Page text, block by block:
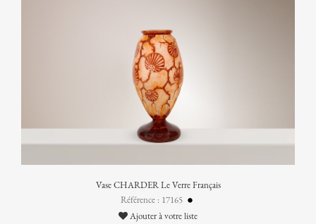
Vase CHARDER Le Verre Français
Référence : 17165
Ajouter à votre liste